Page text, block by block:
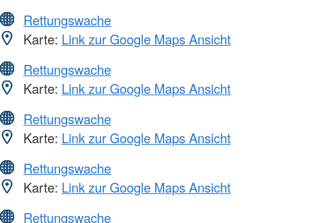
Rettungswache
Karte: Link zur Google Maps Ansicht
Rettungswache
Karte: Link zur Google Maps Ansicht
Rettungswache
Karte: Link zur Google Maps Ansicht
Rettungswache
Karte: Link zur Google Maps Ansicht
Rettungswache